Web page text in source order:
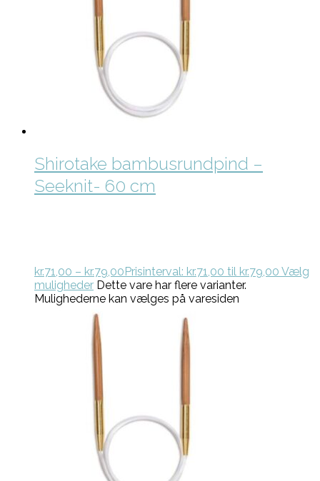
Shirotake bambusrundpind –
Seeknit- 60 cm
kr.71,00 – kr.79,00Prisinterval: kr.71,00 til kr.79,00 Vælg
muligheder Dette vare har flere varianter.
Mulighederne kan vælges på varesiden